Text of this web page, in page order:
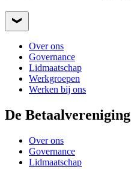
Over ons
Governance
Lidmaatschap
Werkgroepen
Werken bij ons
De Betaalvereniging
Over ons
Governance
Lidmaatschap